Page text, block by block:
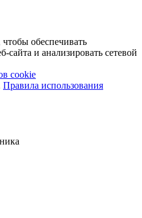
обеспечивать
сайта и анализировать сетевой
cookie
Правила использования